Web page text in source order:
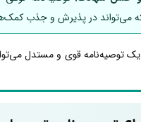
می‌تواند در پذیرش و جذب
توصیه‌نامه قوی و مستدل